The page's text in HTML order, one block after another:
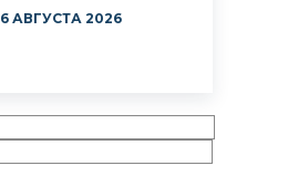
6 АВГУСТА 2026